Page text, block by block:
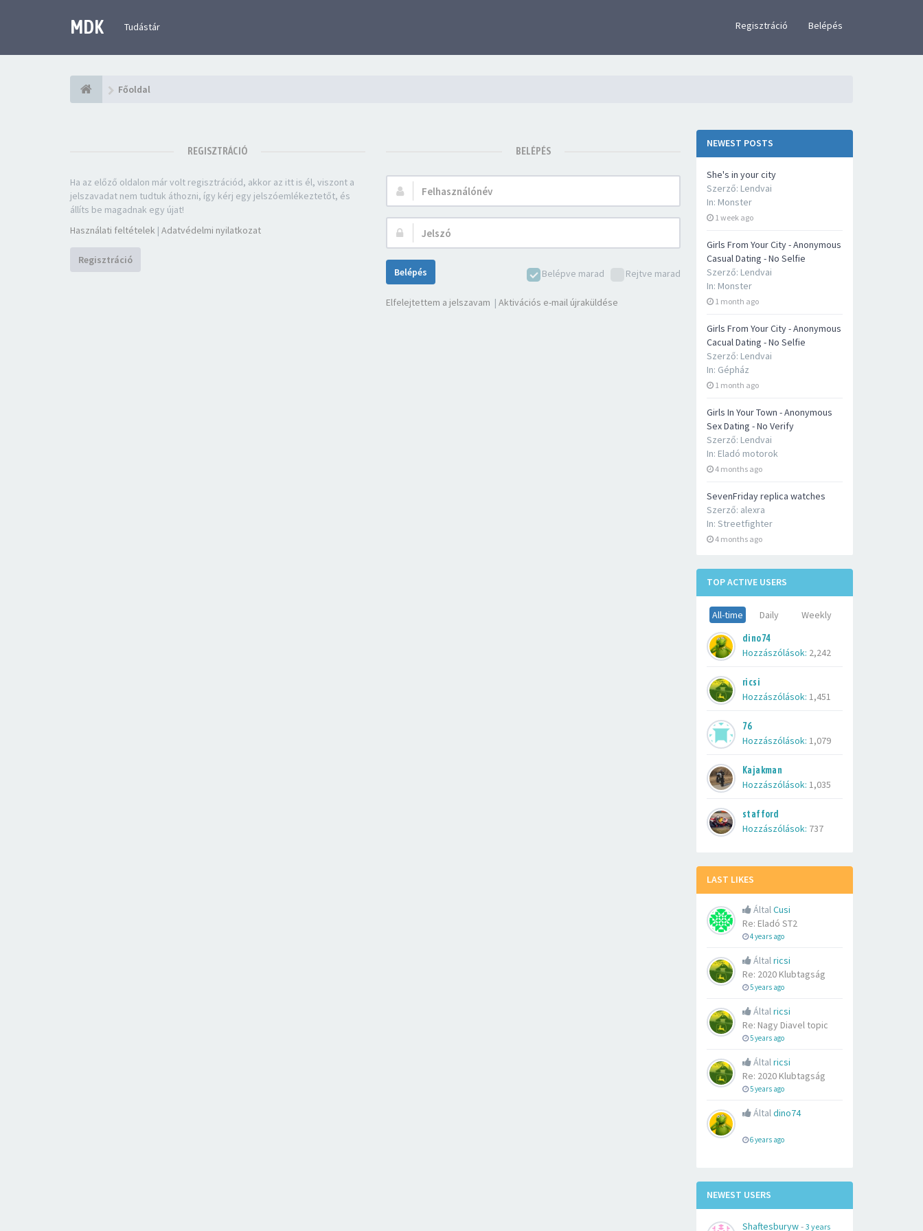
MDK Tudástár Regisztráció Belépés
Főoldal
NEWEST POSTS
She's in your city
Szerző: Lendvai
In: Monster
1 week ago
Girls From Your City - Anonymous
Casual Dating - No Selfie
Szerző: Lendvai
In: Monster
1 month ago
Girls From Your City - Anonymous
Cacual Dating - No Selfie
Szerző: Lendvai
In: Gépház
1 month ago
Girls In Your Town - Anonymous
Sex Dating - No Verify
Szerző: Lendvai
In: Eladó motorok
4 months ago
SevenFriday replica watches
Szerző: alexra
In: Streetfighter
4 months ago
TOP ACTIVE USERS
All-time Daily Weekly
dino74
Hozzászólások: 2,242
ricsi
Hozzászólások: 1,451
76
Hozzászólások: 1,079
Kajakman
Hozzászólások: 1,035
stafford
Hozzászólások: 737
LAST LIKES
ÁltalCusi
Re: Eladó ST2
4 years ago
Általricsi
Re: 2020 Klubtagság
5 years ago
Általricsi
Re: Nagy Diavel topic
5 years ago
Általricsi
Re: 2020 Klubtagság
5 years ago
Általdino74
6 years ago
NEWEST USERS
Shaftesburyw- 3 years
REGISZTRÁCIÓ
Ha az előző oldalon már volt regisztrációd, akkor az itt is él, viszont a
jelszavadat nem tudtuk áthozni, így kérj egy jelszóemlékeztetőt, és
állíts be magadnak egy újat!
Használati feltételek | Adatvédelmi nyilatkozat
Regisztráció
BELÉPÉS
Felhasználónév:
Jelszó:
Belépve marad Rejtve marad
Belépés
Elfelejtettem a jelszavam | Aktivációs e-mail újraküldése